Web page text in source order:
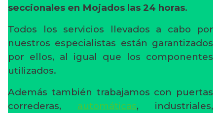
seccionales en Mojados las 24 horas.
Todos los servicios llevados a cabo por
nuestros especialistas están garantizados
por ellos, al igual que los componentes
utilizados.
Además también trabajamos con puertas
correderas, automáticas, industriales,